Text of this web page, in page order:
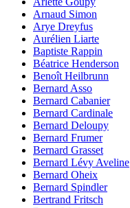
Arnaud Simon
Arye Dreyfus
Aurélien Liarte
Baptiste Rappin
Béatrice Henderson
Benoît Heilbrunn
Bernard Asso
Bernard Cabanier
Bernard Cardinale
Bernard Deloupy
Bernard Frumer
Bernard Grasset
Bernard Lévy Aveline
Bernard Oheix
Bernard Spindler
Bertrand Fritsch